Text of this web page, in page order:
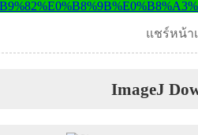
แชร์หน้า
ImageJ